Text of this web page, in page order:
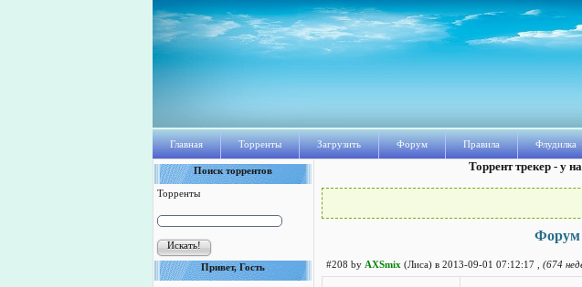
Главная Торренты Загрузить Форум Правила Флудилка
Поиск торрентов
Торренты
Привет, Гость
Торрент трекер - у
Форум
#208 by AXSmix(Лиса) в 2013-09-01 07:12:17 , (674